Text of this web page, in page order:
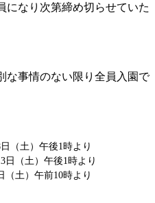
になり次第締め切らせていた
な事情のない限り全員入園で
（土）午後1時より
日（土）午後1時より
（土）午前10時より